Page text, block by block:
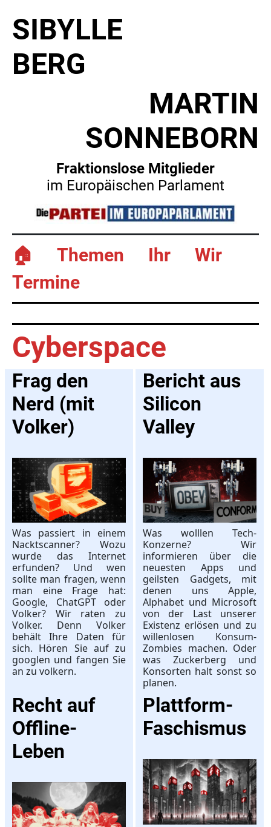
SIBYLLE
BERG
MARTIN
SONNEBORN
Fraktionslose Mitglieder
im Europäischen Parlament
🏠 Themen Ihr
Wir
Termine
Cyberspace
Frag den
Nerd (mit
Volker)
Was passiert in einem
Nacktscanner? Wozu
wurde das Internet
erfunden? Und wen
sollte man fragen, wenn
man eine Frage hat:
Google, ChatGPT oder
Volker? Wir raten zu
Volker. Denn Volker
behält Ihre Daten für
sich. Hören Sie auf zu
googlen und fangen Sie
an zu volkern.
Bericht aus
Silicon
Valley
Was wolllen Tech-
Konzerne? Wir
informieren über die
neuesten Apps und
geilsten Gadgets, mit
denen uns Apple,
Alphabet und Microsoft
von der Last unserer
Existenz erlösen und zu
willenlosen Konsum-
Zombies machen. Oder
was Zuckerberg und
Konsorten halt sonst so
planen.
Recht auf
Offline-
Leben
Plattform-
Faschismus